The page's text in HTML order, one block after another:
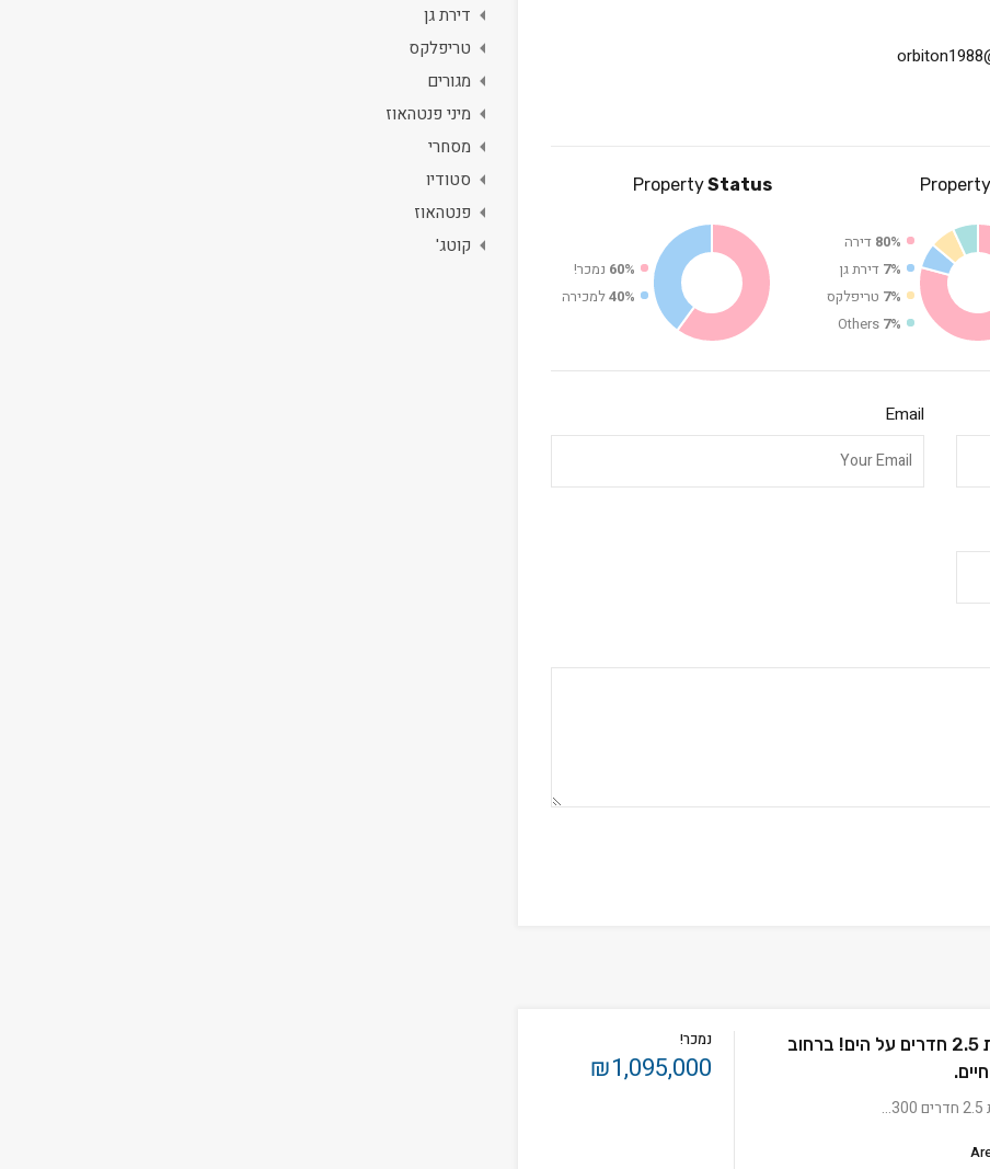
Property
80% דירה
7% דירת גן
7% טריפלקס
7%
Others
PropertyStatus
60% נמכר!
40%למכירה
Email
נמכרה! דירת 2.5 חדרים על הים! ברחוב
נמכר!
₪1,095,000
דירת גן
טריפלקס
מגורים
מיני פנטהאוז
מסחרי
סטודיו
פנטהאוז
קוטג'